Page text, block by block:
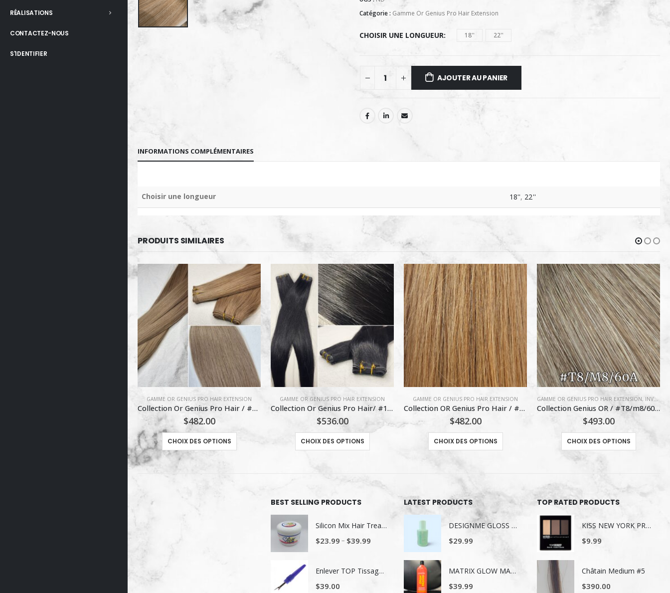
RÉALISATIONS
CONTACTEZ-NOUS
S'IDENTIFIER
Catégorie : Gamme Or Genius Pro Hair Extension
CHOISIR UNE LONGUEUR 18'' 22''
AJOUTER AU PANIER
INFORMATIONS COMPLÉMENTAIRES
Choisir une longueur 18'', 22''
PRODUITS SIMILAIRES
GAMME OR GENIUS PRO HAIR EXTENSION
Collection Or Genius Pro Hair/ #1 Noir
$536.00
CHOIX DES OPTIONS
Ce produit a plusieurs variations. Les options peuvent être choisies sur la page du produit
GAMME OR GENIUS PRO HAIR EXTENSION
Collection OR Genius Pro Hair / #8 Blond Châtain Clair
$482.00
CHOIX DES OPTIONS
Ce produit a plusieurs variations. Les options peuvent être choisies sur la page du produit
GAMME OR GENIUS PRO HAIR EXTENSION,INVENTAIRE DE RAPH
Collection Genius OR / #T8/m8/60A (V)
$493.00
CHOIX DES OPTIONS
Ce produit a plusieurs variations. Les options peuvent être choisies sur la page du produit
GAMME OR GENIUS PRO HAIR EXTENSION, INVENTAIRE DE ALEX LACHANCE
Collection Genius OR / #P18/22 (M)
$493.00
CHOIX DES OPTIONS
Ce produit a plusieurs variations. Les options peuvent être choisies sur la page du produit
BEST SELLING PRODUCTS
Silicon Mix Hair Treatment
$23.99 – $39.99
Enlever TOP Tissage/ Lavage de tête
$39.00
LATEST PRODUCTS
DESIGNME GLOSS ME SERUM POUR LES CHEVEUX 80ML
$29.99
MATRIX GLOW MANIA SHAMPOING 1LITRE
$39.99
TOP RATED PRODUCTS
KISS NEW YORK PROFESSIONAL TROUSSE A SOURCILS KBK03
$9.99
Châtain Medium #5
$390.00